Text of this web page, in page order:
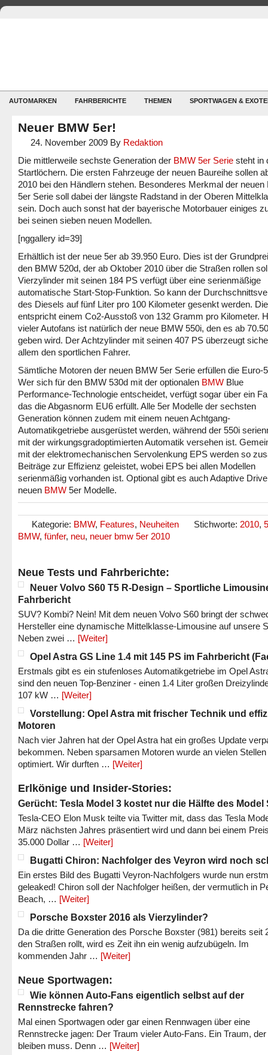
AUTOMARKEN FAHRBERICHTE THEMEN SPORTWAGEN &
Neuer BMW 5er!
24. November 2009 By Redaktion
Die mittlerweile sechste Generation der BMW 5er Serie steht in
Startlöchern. Die ersten Fahrzeuge der neuen Baureihe sollen
2010 bei den Händlern stehen. Besonderes Merkmal der neuen
5er Serie soll dabei der längste Radstand in der Oberen
sein. Doch auch sonst hat der bayerische Motorbauer einiges
bei seinen sieben neuen Modellen.
[nggallery id=39]
Erhältlich ist der neue 5er ab 39.950 Euro. Dies ist der
den BMW 520d, der ab Oktober 2010 über die Straßen rollen
Vierzylinder mit seinen 184 PS verfügt über eine serienmäßige
automatische Start-Stop-Funktion. So kann der
des Diesels auf fünf Liter pro 100 Kilometer gesenkt werden.
entspricht einem Co2-Ausstoß von 132 Gramm pro Kilometer.
vieler Autofans ist natürlich der neue BMW 550i, den es ab
geben wird. Der Achtzylinder mit seinen 407 PS überzeugt
allem den sportlichen Fahrer.
Sämtliche Motoren der neuen BMW 5er Serie erfüllen die Euro-
Wer sich für den BMW 530d mit der optionalen BMW Blue
Performance-Technologie entscheidet, verfügt sogar über ein
das die Abgasnorm EU6 erfüllt. Alle 5er Modelle der sechsten
Generation können zudem mit einem neuen Achtgang-
Automatikgetriebe ausgerüstet werden, während der 550i
mit der wirkungsgradoptimierten Automatik versehen ist.
mit der elektromechanischen Servolenkung EPS werden so
Beiträge zur Effizienz geleistet, wobei EPS bei allen Modellen
serienmäßig vorhanden ist. Optional gibt es auch Adaptive
neuen BMW 5er Modelle.
Kategorie: BMW, Features, Neuheiten Stichworte: 2010,
BMW, fünfer, neu, neuer bmw 5er 2010
Neue Tests und Fahrberichte:
Neuer Volvo S60 T5 R-Design – Sportliche
Fahrbericht
SUV? Kombi? Nein! Mit dem neuen Volvo S60 bringt der
Hersteller eine dynamische Mittelklasse-Limousine auf unsere
Neben zwei … [Weiter]
Opel Astra GS Line 1.4 mit 145 PS im Fahrbericht
Erstmals gibt es ein stufenloses Automatikgetriebe im Opel
sind den neuen Top-Benziner - einen 1.4 Liter großen
107 kW … [Weiter]
Vorstellung: Opel Astra mit frischer Technik und
Motoren
Nach vier Jahren hat der Opel Astra hat ein großes Update
bekommen. Neben sparsamen Motoren wurde an vielen Stellen
optimiert. Wir durften … [Weiter]
Erlkönige und Insider-Stories:
Gerücht: Tesla Model 3 kostet nur die Hälfte des Model
Tesla-CEO Elon Musk teilte via Twitter mit, dass das Tesla
März nächsten Jahres präsentiert wird und dann bei einem
35.000 Dollar … [Weiter]
Bugatti Chiron: Nachfolger des Veyron wird noch
Ein erstes Bild des Bugatti Veyron-Nachfolgers wurde nun
geleaked! Chiron soll der Nachfolger heißen, der vermutlich in
Beach, … [Weiter]
Porsche Boxster 2016 als Vierzylinder?
Da die dritte Generation des Porsche Boxster (981) bereits seit
den Straßen rollt, wird es Zeit ihn ein wenig aufzubügeln. Im
kommenden Jahr … [Weiter]
Neue Sportwagen:
Wie können Auto-Fans eigentlich selbst auf der
Rennstrecke fahren?
Mal einen Sportwagen oder gar einen Rennwagen über eine
Rennstrecke jagen: Der Traum vieler Auto-Fans. Ein Traum,
bleiben muss. Denn … [Weiter]